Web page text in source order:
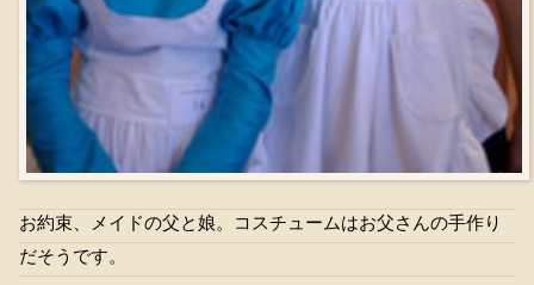
お約束、メイドの父と娘。コスチュームはお父さんの手作り
だそうです。